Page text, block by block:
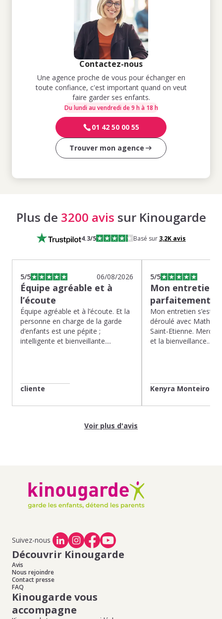
Contactez-nous
Une agence proche de vous pour échanger en
toute confiance, c'est important quand on veut
faire garder ses enfants.
Du lundi au vendredi de 9 h à 18 h
01 42 50 00 55
Trouver mon agence
Plus de 3200 avis sur Kinougarde
4.3/5 Basé sur 3,2Kavis
5/5 06/08/2026
Équipe agréable et à
l’écoute
Équipe agréable et à l’écoute. Et la
personne en charge de la garde
d’enfants est une pépite ;
intelligente et bienveillante....
cliente
5/5
Mon entretien
parfaitement…
Mon entretien s’est
déroulé avec Mathias
Saint-Etienne. Merci
et la bienveillance...
Kenyra Monteiro
Voir plus d'avis
Suivez-nous
Découvrir Kinougarde
Avis
Nous rejoindre
Contact presse
FAQ
Kinougarde vous
accompagne